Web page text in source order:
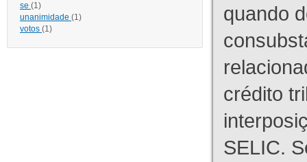
se (1)
unanimidade (1)
votos (1)
quando
crédito
SELIC.